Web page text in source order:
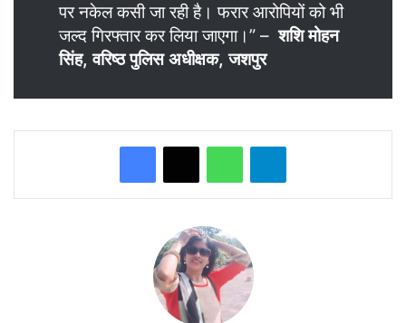
पर नकेल कसी जा रही है। फरार आरोपियों को भी
जल्द गिरफ्तार कर लिया जाएगा।” –शशि मोहन
सिंह, वरिष्ठ पुलिस अधीक्षक, जशपुर
WhatsAppTelegram